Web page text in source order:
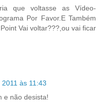
que voltasse as Vídeo-
Por Favor.E Também
Vai voltar???,ou vai ficar
às 11:43
e não desista!